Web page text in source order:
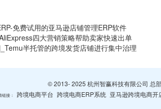
免费试用的亚马逊店铺管理ERP软件
四大营销策略帮助卖家快速出单
半托管的跨境发货店铺进行集中治理
© 2013- 2025 杭州智赢科技有限公司 总
链接： 跨境电商平台 跨境电商ERP系统 亚马逊跨境电商开